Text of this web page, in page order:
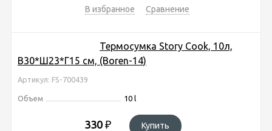
В избранное
Сравнение
Термосумка Story Cook, 10л,
В30*Ш23*Г15 см, (Boren-14)
Артикул: FS-700439
Объем 10 l
330 ₽
Купить